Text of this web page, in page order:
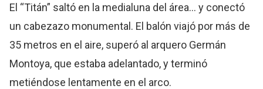
El “Titán” saltó en la medialuna del área… y conectó
un cabezazo monumental. El balón viajó por más de
35 metros en el aire, superó al arquero Germán
Montoya, que estaba adelantado, y terminó
metiéndose lentamente en el arco.